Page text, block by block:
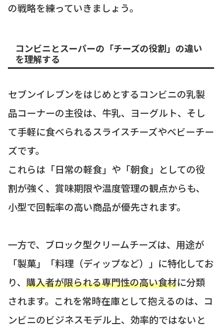
の戦略を練っていきましょう。
コンビニとスーパーの「チーズの役割」の違い
を理解する
セブンイレブンをはじめとするコンビニの乳製
品コーナーの主役は、牛乳、ヨーグルト、そし
て手軽に食べられるスライスチーズやベビーチー
ズです。
これらは「日常の軽食」や「朝食」としての役
割が強く、賞味期限や温度管理の観点からも、
小型で回転率の高い商品が優先されます。
一方で、ブロック型クリームチーズは、用途が
「製菓」「料理（ディップなど）」に特化してお
り、 購入者が限られる専門性の高い食材に分類
されます。これを常時在庫として抱えるのは、コ
ンビニのビジネスモデル上、効率的ではないと